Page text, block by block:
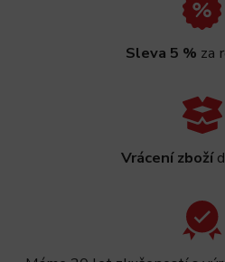
Sleva 5 % za
Vrácení zboží